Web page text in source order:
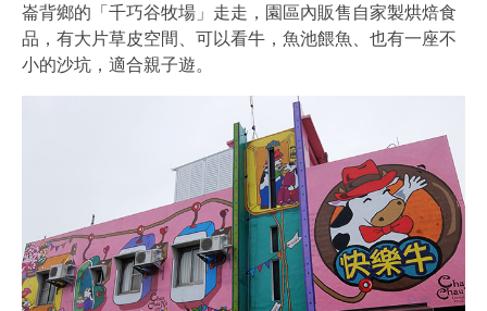
崙背鄉的「千巧谷牧場」走走，園區內販售自家製烘焙食
品，有大片草皮空間、可以看牛，魚池餵魚、也有一座不
小的沙坑，適合親子遊。